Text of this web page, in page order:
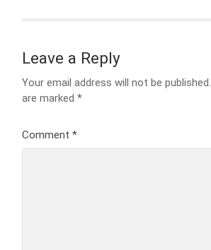
Leave a Reply
Your email address will not be published.
are marked*
Comment*